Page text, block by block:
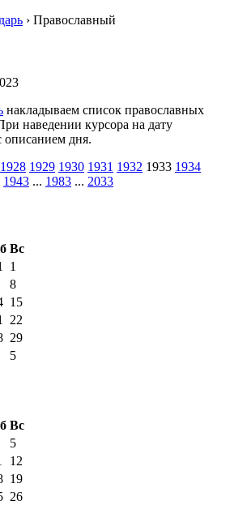
› Православный
накладываем список православных
наведении курсора на дату
описанием дня.
1928 1929 1930 1931 1932 1933 1934
1943 ... 1983 ... 2033
Вс
1
8
15
22
29
5
Вс
5
12
19
26